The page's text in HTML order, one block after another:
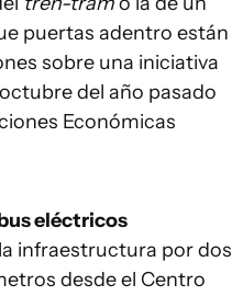
puertas adentro están
sobre una iniciativa
del año pasado
Económicas
eléctricos
infraestructura por dos
desde el Centro